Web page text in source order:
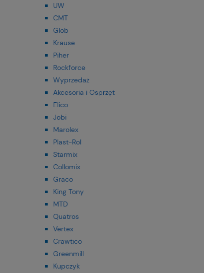
UW
CMT
Glob
Krause
Piher
Rockforce
Wyprzedaż
Akcesoria i Osprzęt
Elico
Jobi
Marolex
Plast-Rol
Starmix
Collomix
Graco
King Tony
MTD
Quatros
Vertex
Crawtico
Greenmill
Kupczyk